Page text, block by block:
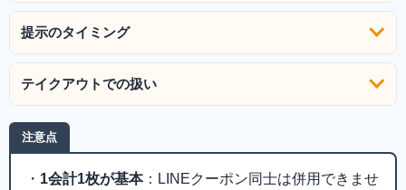
提示のタイミング
テイクアウトでの扱い
注意点
・ 1会計1枚が基本：LINEクーポン同士は併用できませ